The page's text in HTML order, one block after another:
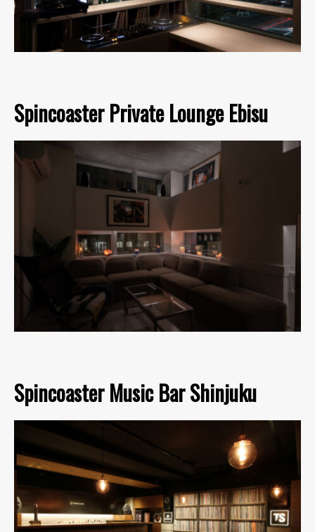
Spincoaster Private Lounge Ebisu
Spincoaster Music Bar Shinjuku